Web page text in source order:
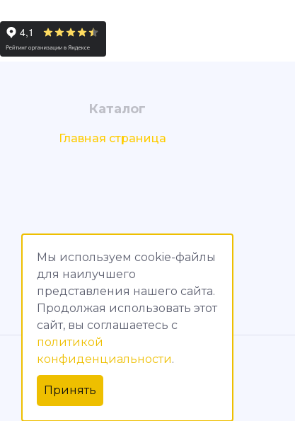
Мы используем cookie-файлы
для наилучшего
представления нашего сайта.
Продолжая использовать этот
сайт, вы соглашаетесь c
политикой
конфиденциальности.
Принять
Каталог
Главная страница
© МагияТока, 2015 – 2026
Политика конфиденциальности
Обработка персональных данных